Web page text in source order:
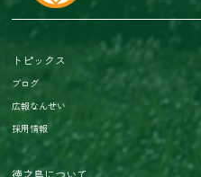
トピックス
ブログ
広報なんせい
採用情報
徳之島について